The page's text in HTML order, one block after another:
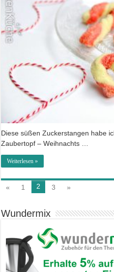
Diese süßen Zuckerstangen habe
Zaubertopf – Weihnachts …
Weiterlesen »
« 1 2 3 »
Wundermix